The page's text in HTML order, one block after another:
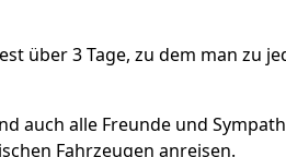
über 3 Tage, zu dem man zu
auch alle Freunde und
Fahrzeugen anreisen.